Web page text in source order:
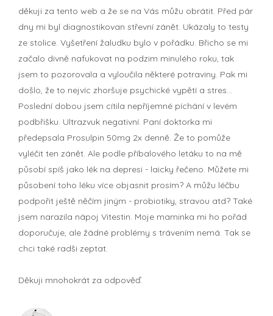
děkuji za tento web a že se na Vás můžu obrátit. Před pár
dny mi byl diagnostikovan střevní zánět. Ukázaly to testy
ze stolice. Vyšetření žaludku bylo v pořádku. Břicho se mi
začalo divně nafukovat na podzim minulého roku, tak
jsem to pozorovala a vyloučila některé potraviny. Pak mi
došlo, že to nejvíc zhoršuje psychické vypětí a stres...
Poslední dobou jsem cítila nepříjemné píchání v levém
podbřišku. Ultrazvuk negativní. Paní doktorka mi
předepsala Prosulpin 50mg 2x denně. Že to pomůže
vyléčit ten zánět. Ale podle příbalového letáku to na mě
působí spíš jako lék na depresi - laicky řečeno. Můžete mi
působení toho léku více objasnit prosím? A můžu léčbu
podpořit ještě něčím jiným - probiotiky, stravou atd? Také
jsem narazila nápoj Vitestin. Moje maminka mi ho pořád
doporučuje, ale žádné problémy s trávením nemá. Tak se
chci také radši zeptat.
Děkuji mnohokrát za odpověď.